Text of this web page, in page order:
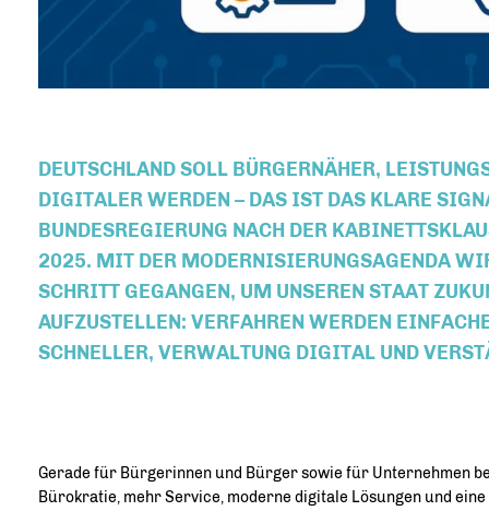
DEUTSCHLAND SOLL BÜRGERNÄHER,
DIGITALER WERDEN – DAS IST DAS KLARE
BUNDESREGIERUNG NACH DER
2025. MIT DER MODERNISIERUNGSAGENDA
SCHRITT GEGANGEN, UM UNSEREN STAAT
AUFZUSTELLEN: VERFAHREN WERDEN
SCHNELLER, VERWALTUNG DIGITAL UND
Gerade für Bürgerinnen und Bürger sowie für Unternehmen
Bürokratie, mehr Service, moderne digitale Lösungen und